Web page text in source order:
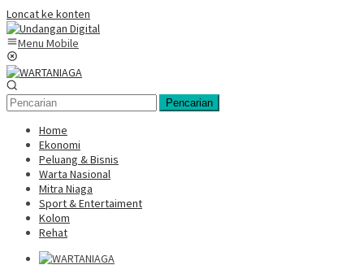
Loncat ke konten
Menu Mobile
Pencarian
Home
Ekonomi
Peluang & Bisnis
Warta Nasional
Mitra Niaga
Sport & Entertaiment
Kolom
Rehat